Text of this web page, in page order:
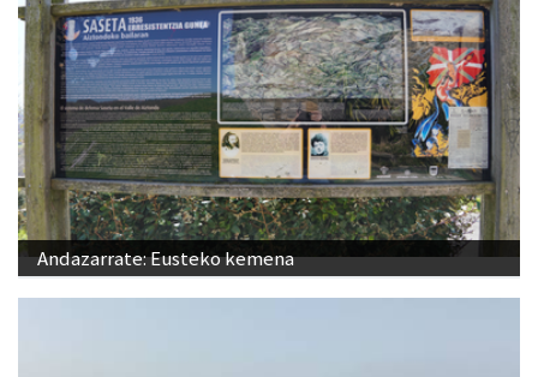
Andazarrate: Eusteko kemena